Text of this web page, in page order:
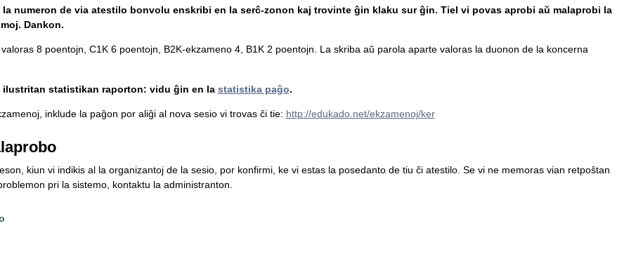
la numeron de via atestilo bonvolu enskribi en la serĉ-zonon kaj trovinte ĝin klaku sur ĝin. Tiel vi povas aprobi aŭ malaprobi la
Dankon.
8 poentojn, C1K 6 poentojn, B2K-ekzameno 4, B1K 2 poentojn. La skriba aŭ parola aparte valoras la duonon de la koncerna
ilustritan statistikan raporton: vidu ĝin en la statistika paĝo.
inklude la paĝon por aliĝi al nova sesio vi trovas ĉi tie: http://edukado.net/ekzamenoj/ker
kiun vi indikis al la organizantoj de la sesio, por konfirmi, ke vi estas la posedanto de tiu ĉi atestilo. Se vi ne memoras vian retpoŝtan
pri la sistemo, kontaktu la administranton.